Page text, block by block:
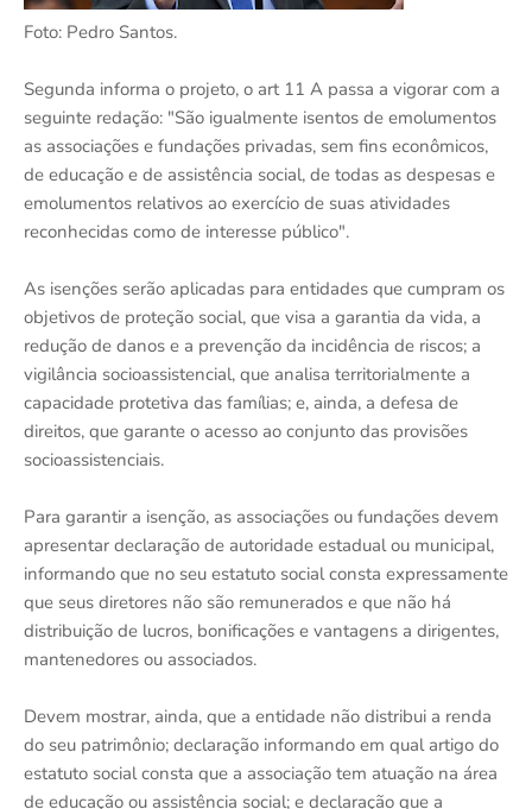
Foto: Pedro Santos.
Segunda informa o projeto, o art 11 A passa a vigorar com a
seguinte redação: "São igualmente isentos de emolumentos
as associações e fundações privadas, sem fins econômicos,
de educação e de assistência social, de todas as despesas e
emolumentos relativos ao exercício de suas atividades
reconhecidas como de interesse público".
As isenções serão aplicadas para entidades que cumpram os
objetivos de proteção social, que visa a garantia da vida, a
redução de danos e a prevenção da incidência de riscos; a
vigilância socioassistencial, que analisa territorialmente a
capacidade protetiva das famílias; e, ainda, a defesa de
direitos, que garante o acesso ao conjunto das provisões
socioassistenciais.
Para garantir a isenção, as associações ou fundações devem
apresentar declaração de autoridade estadual ou municipal,
informando que no seu estatuto social consta expressamente
que seus diretores não são remunerados e que não há
distribuição de lucros, bonificações e vantagens a dirigentes,
mantenedores ou associados.
Devem mostrar, ainda, que a entidade não distribui a renda
do seu patrimônio; declaração informando em qual artigo do
estatuto social consta que a associação tem atuação na área
de educação ou assistência social; e declaração que a